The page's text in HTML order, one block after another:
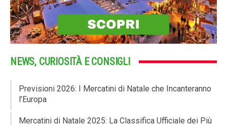
NEWS, CURIOSITÀ E CONSIGLI
Previsioni 2026: I Mercatini di Natale che Incanteranno
l’Europa
Mercatini di Natale 2025: La Classifica Ufficiale dei Più